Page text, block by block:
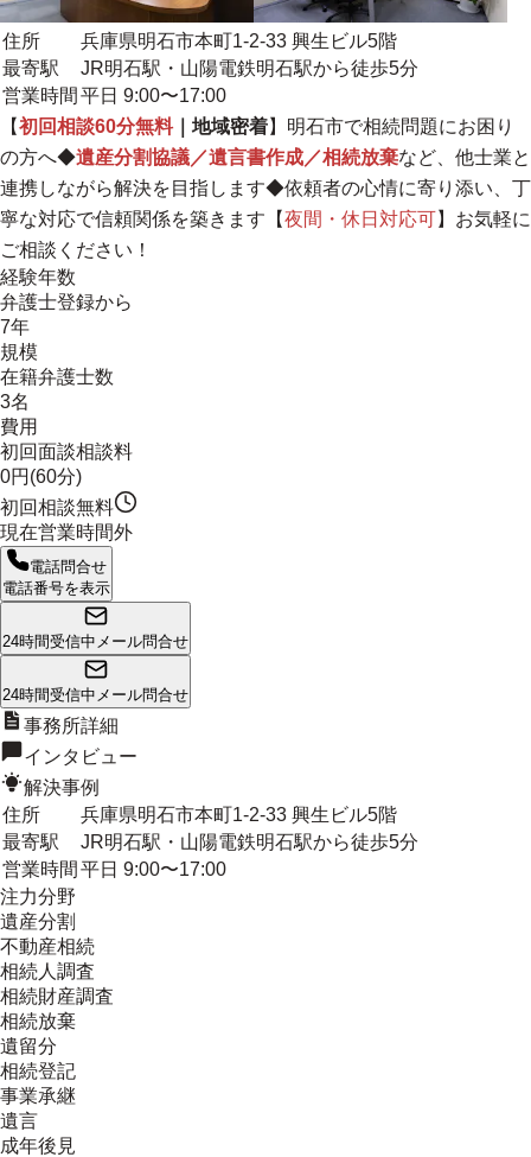
住所
兵庫県明石市本町1-2-33 興生ビル5階
最寄駅
JR明石駅・山陽電鉄明石駅から徒歩5分
営業時間 平日 9:00〜17:00
【初回相談60分無料｜地域密着】明石市で相続問題にお困り
の方へ◆遺産分割協議／遺言書作成／相続放棄など、他士業と
連携しながら解決を目指します◆依頼者の心情に寄り添い、丁
寧な対応で信頼関係を築きます 【夜間・休日対応可】お気軽に
ご相談ください！
経験年数
弁護士登録から
7年
規模
在籍弁護士数
3名
費用
初回面談相談料
0円(60分)
初回相談無料
現在営業時間外
電話問合せ
電話番号を表示
24時間受信中 メール問合せ
24時間受信中 メール問合せ
事務所詳細
インタビュー
解決事例
住所
兵庫県明石市本町1-2-33 興生ビル5階
最寄駅
JR明石駅・山陽電鉄明石駅から徒歩5分
営業時間 平日 9:00〜17:00
注力分野
遺産分割
不動産相続
相続人調査
相続財産調査
相続放棄
遺留分
相続登記
事業承継
遺言
成年後見